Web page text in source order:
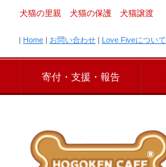
犬猫の里親 犬猫の保護 犬猫譲渡
| Home | お問い合わせ | Love Fiveについて
寄付・支援・報告